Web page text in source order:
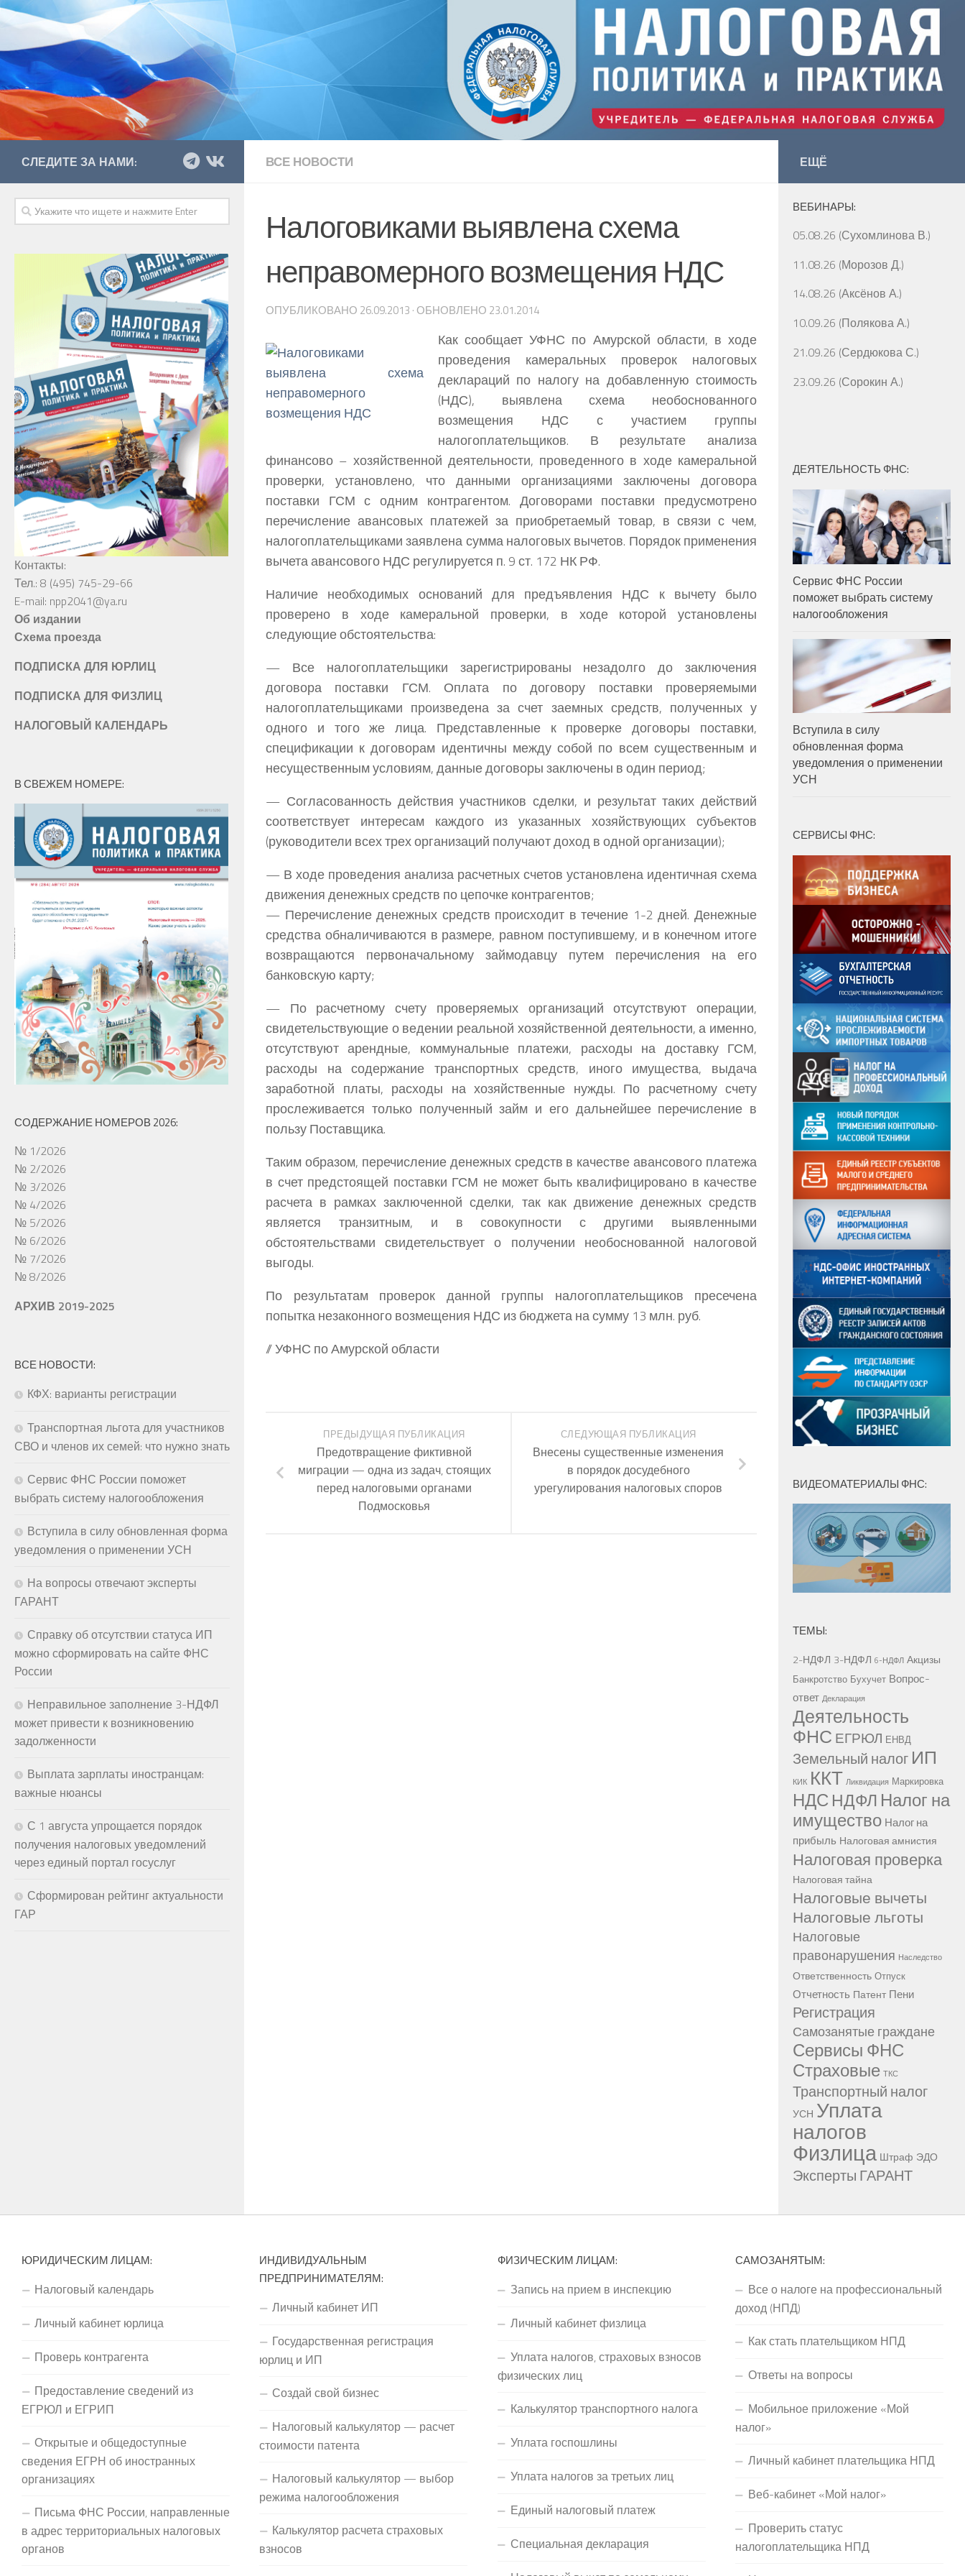
ВСЕ НОВОСТИ
Налоговиками выявлена схема
неправомерного возмещения НДС
ОПУБЛИКОВАНО 26.09.2013 · ОБНОВЛЕНО 23.01.2014
Как сообщает УФНС по Амурской области, в ходе
проведения камеральных проверок налоговых
деклараций по налогу на добавленную стоимость
(НДС), выявлена схема необоснованного
возмещения НДС с участием группы
налогоплательщиков. В результате анализа
финансово – хозяйственной деятельности, проведенного в ходе камеральной
проверки, установлено, что данными организациями заключены договора
поставки ГСМ с одним контрагентом. Договорами поставки предусмотрено
перечисление авансовых платежей за приобретаемый товар, в связи с чем,
налогоплательщиками заявлена сумма налоговых вычетов. Порядок применения
вычета авансового НДС регулируется п. 9 ст. 172 НК РФ.
Наличие необходимых оснований для предъявления НДС к вычету было
проверено в ходе камеральной проверки, в ходе которой установлены
следующие обстоятельства:
— Все налогоплательщики зарегистрированы незадолго до заключения
договора поставки ГСМ. Оплата по договору поставки проверяемыми
налогоплательщиками произведена за счет заемных средств, полученных у
одного и того же лица. Представленные к проверке договоры поставки,
спецификации к договорам идентичны между собой по всем существенным и
несущественным условиям, данные договоры заключены в один период;
— Согласованность действия участников сделки, и результат таких действий
соответствует интересам каждого из указанных хозяйствующих субъектов
(руководители всех трех организаций получают доход в одной организации);
— В ходе проведения анализа расчетных счетов установлена идентичная схема
движения денежных средств по цепочке контрагентов;
— Перечисление денежных средств происходит в течение 1-2 дней. Денежные
средства обналичиваются в размере, равном поступившему, и в конечном итоге
возвращаются первоначальному займодавцу путем перечисления на его
банковскую карту;
— По расчетному счету проверяемых организаций отсутствуют операции,
свидетельствующие о ведении реальной хозяйственной деятельности, а именно,
отсутствуют арендные, коммунальные платежи, расходы на доставку ГСМ,
расходы на содержание транспортных средств, иного имущества, выдача
заработной платы, расходы на хозяйственные нужды. По расчетному счету
прослеживается только полученный займ и его дальнейшее перечисление в
пользу Поставщика.
Таким образом, перечисление денежных средств в качестве авансового платежа
в счет предстоящей поставки ГСМ не может быть квалифицировано в качестве
расчета в рамках заключенной сделки, так как движение денежных средств
является транзитным, и в совокупности с другими выявленными
обстоятельствами свидетельствует о получении необоснованной налоговой
выгоды.
По результатам проверок данной группы налогоплательщиков пресечена
попытка незаконного возмещения НДС из бюджета на сумму 13 млн. руб.
// УФНС по Амурской области
СЛЕДУЮЩАЯ ПУБЛИКАЦИЯ
Внесены существенные изменения
в порядок досудебного
урегулирования налоговых споров
ПРЕДЫДУЩАЯ ПУБЛИКАЦИЯ
Предотвращение фиктивной
миграции — одна из задач, стоящих
перед налоговыми органами
Подмосковья
СЛЕДИТЕ ЗА НАМИ:
Контакты:
Тел.: 8 (495) 745-29-66
E-mail: npp2041@ya.ru
Об издании
Схема проезда
ПОДПИСКА ДЛЯ ЮРЛИЦ
ПОДПИСКА ДЛЯ ФИЗЛИЦ
НАЛОГОВЫЙ КАЛЕНДАРЬ
В СВЕЖЕМ НОМЕРЕ:
СОДЕРЖАНИЕ НОМЕРОВ 2026:
№ 1/2026
№ 2/2026
№ 3/2026
№ 4/2026
№ 5/2026
№ 6/2026
№ 7/2026
№ 8/2026
АРХИВ 2019-2025
ВСЕ НОВОСТИ:
КФХ: варианты регистрации
Транспортная льгота для участников
СВО и членов их семей: что нужно знать
Сервис ФНС России поможет
выбрать систему налогообложения
Вступила в силу обновленная форма
уведомления о применении УСН
На вопросы отвечают эксперты
ГАРАНТ
Справку об отсутствии статуса ИП
можно сформировать на сайте ФНС
России
Неправильное заполнение 3-НДФЛ
может привести к возникновению
задолженности
Выплата зарплаты иностранцам:
важные нюансы
С 1 августа упрощается порядок
получения налоговых уведомлений
через единый портал госуслуг
Сформирован рейтинг актуальности
ГАР
ЕЩЁ
ВЕБИНАРЫ:
05.08.26 (Сухомлинова В.)
11.08.26 (Морозов Д.)
14.08.26 (Аксёнов А.)
10.09.26 (Полякова А.)
21.09.26 (Сердюкова С.)
23.09.26 (Сорокин А.)
ДЕЯТЕЛЬНОСТЬ ФНС:
Сервис ФНС России
поможет выбрать систему
налогообложения
Вступила в силу
обновленная форма
уведомления о применении
УСН
СЕРВИСЫ ФНС:
ВИДЕОМАТЕРИАЛЫ ФНС:
ТЕМЫ:
2-НДФЛ 3-НДФЛ 6-НДФЛ Акцизы
Банкротство Бухучет Вопрос-
ответ Декларация
Деятельность
ФНС ЕГРЮЛ ЕНВД
Земельный налог ИП
КИК ККТ Ликвидация Маркировка
НДС НДФЛ Налог на
имущество Налог на
прибыль Налоговая амнистия
Налоговая проверка
Налоговая тайна
Налоговые вычеты
Налоговые льготы
Налоговые
правонарушения Наследство
Ответственность Отпуск
Отчетность Патент Пени
Регистрация
Самозанятые граждане
Сервисы ФНС
Страховые ТКС
Транспортный налог
УСН Уплата
налогов
Физлица Штраф ЭДО
Эксперты ГАРАНТ
ЮРИДИЧЕСКИМ ЛИЦАМ:
Налоговый календарь
Личный кабинет юрлица
Проверь контрагента
Предоставление сведений из
ЕГРЮЛ и ЕГРИП
Открытые и общедоступные
сведения ЕГРН об иностранных
организациях
Письма ФНС России, направленные
в адрес территориальных налоговых
органов
ИНДИВИДУАЛЬНЫМ
ПРЕДПРИНИМАТЕЛЯМ:
Личный кабинет ИП
Государственная регистрация
юрлиц и ИП
Создай свой бизнес
Налоговый калькулятор — расчет
стоимости патента
Налоговый калькулятор — выбор
режима налогообложения
Калькулятор расчета страховых
взносов
ФИЗИЧЕСКИМ ЛИЦАМ:
Запись на прием в инспекцию
Личный кабинет физлица
Уплата налогов, страховых взносов
физических лиц
Калькулятор транспортного налога
Уплата госпошлины
Уплата налогов за третьих лиц
Единый налоговый платеж
Специальная декларация
САМОЗАНЯТЫМ:
Все о налоге на профессиональный
доход (НПД)
Как стать плательщиком НПД
Ответы на вопросы
Мобильное приложение «Мой
налог»
Личный кабинет плательщика НПД
Веб-кабинет «Мой налог»
Проверить статус
налогоплательщика НПД